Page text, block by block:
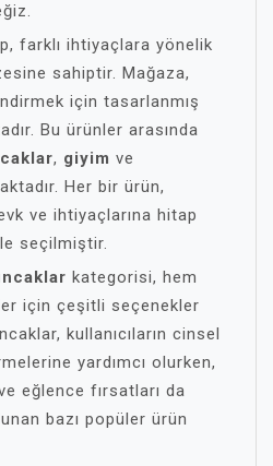
farklı ihtiyaçlara yönelik
sahiptir. Mağaza,
için tasarlanmış
Bu ürünler arasında
, giyim ve
Her bir ürün,
ve ihtiyaçlarına hitap
seçilmiştir.
kategorisi, hem
için çeşitli seçenekler
kullanıcıların cinsel
yardımcı olurken,
eğlence fırsatları da
bazı popüler ürün